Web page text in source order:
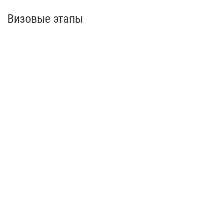
Визовые этапы